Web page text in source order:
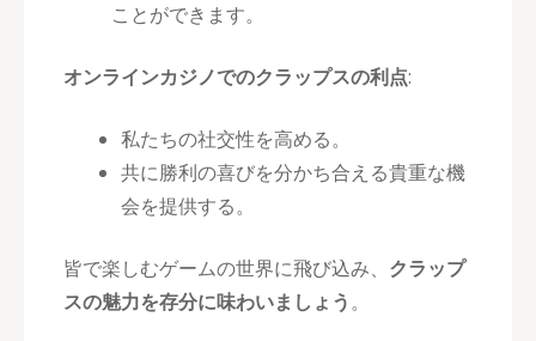
ことができます。
オンラインカジノでのクラップスの利点:
私たちの社交性を高める。
共に勝利の喜びを分かち合える貴重な機
会を提供する。
皆で楽しむゲームの世界に飛び込み、 クラップ
スの魅力を存分に味わいましょう。